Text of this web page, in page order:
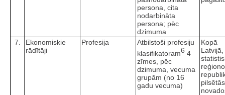
persona, cita
nodarbināta
persona; pēc
dzimuma
7.
Ekonomiskie
rādītāji
Profesija
Atbilstoši profesiju
klasifikatoram6 4
zīmes, pēc
dzimuma, vecuma
grupām (no 16
gadu vecuma)
Kopā
Latvijā,